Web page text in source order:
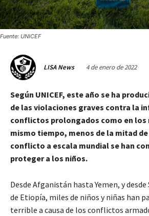
Fuente: UNICEF
LISA News 4 de enero de 2022
Según UNICEF, este año se ha
de las violaciones graves contra la
conflictos prolongados como en los
mismo tiempo, menos de la mitad
conflicto a escala mundial se han
proteger a los niños.
Desde Afganistán hasta Yemen, y
de Etiopía, miles de niños y niñas han
terrible a causa de los conflictos